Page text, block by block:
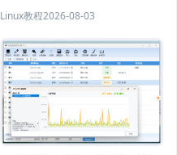
程
Linux教程2026-08-03